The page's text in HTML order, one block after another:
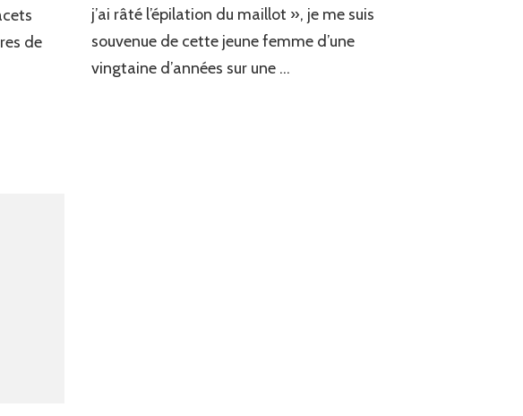
de
j’ai râté l’épilation du maillot », je me suis
souvenue de cette jeune femme d’une
vingtaine d’années sur une …